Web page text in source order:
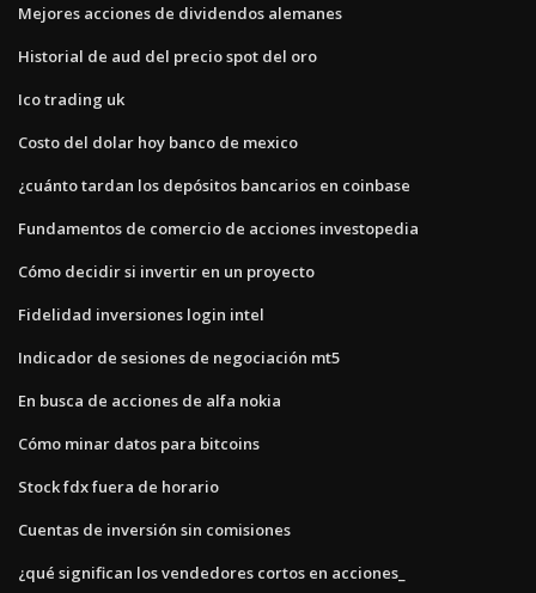
Mejores acciones de dividendos alemanes
Historial de aud del precio spot del oro
Ico trading uk
Costo del dolar hoy banco de mexico
¿cuánto tardan los depósitos bancarios en coinbase
Fundamentos de comercio de acciones investopedia
Cómo decidir si invertir en un proyecto
Fidelidad inversiones login intel
Indicador de sesiones de negociación mt5
En busca de acciones de alfa nokia
Cómo minar datos para bitcoins
Stock fdx fuera de horario
Cuentas de inversión sin comisiones
¿qué significan los vendedores cortos en acciones_